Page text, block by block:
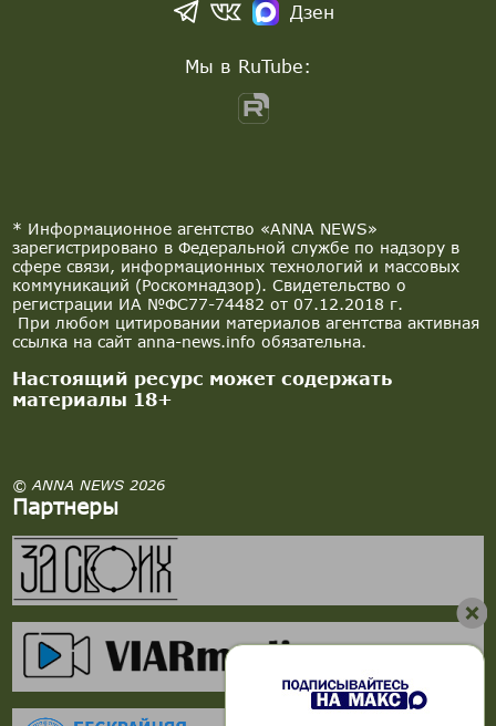
* Информационное агентство «ANNA NEWS»
зарегистрировано в Федеральной службе по надзору в
сфере связи, информационных технологий и массовых
коммуникаций (Роскомнадзор). Свидетельство о
регистрации ИА №ФС77-74482 от 07.12.2018 г.
При любом цитировании материалов агентства активная
ссылка на сайт anna-news.info обязательна.
Настоящий ресурс может содержать
материалы 18+
© ANNA NEWS 2026
Партнеры
Дзен
Мы в RuTube: